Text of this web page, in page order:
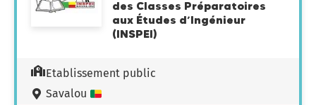
des Classes Préparatoires
aux Études d’Ingénieur
(INSPEI)
Etablissement public
Savalou